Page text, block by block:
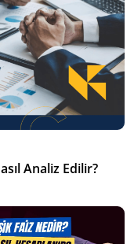
Analiz Edilir?